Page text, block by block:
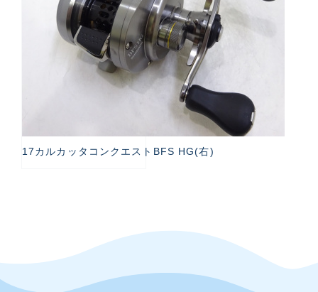
17カルカッタコンクエストBFS HG(右)